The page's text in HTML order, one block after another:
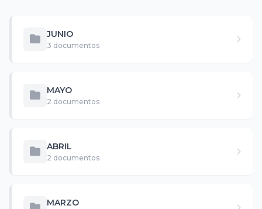
JUNIO
3 documentos
MAYO
2 documentos
ABRIL
2 documentos
MARZO